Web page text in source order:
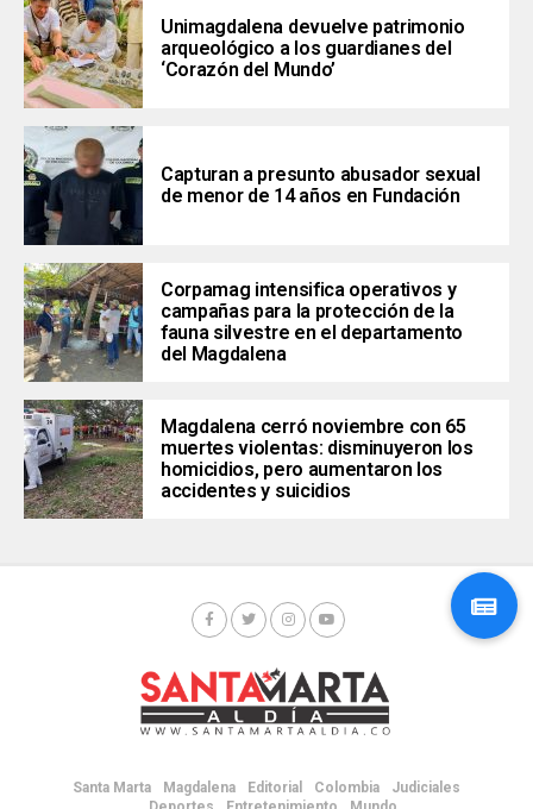
Unimagdalena devuelve patrimonio
arqueológico a los guardianes del
‘Corazón del Mundo’
Capturan a presunto abusador sexual
de menor de 14 años en Fundación
Corpamag intensifica operativos y
campañas para la protección de la
fauna silvestre en el departamento
del Magdalena
Magdalena cerró noviembre con 65
muertes violentas: disminuyeron los
homicidios, pero aumentaron los
accidentes y suicidios
Santa Marta Magdalena Editorial Colombia
Judiciales